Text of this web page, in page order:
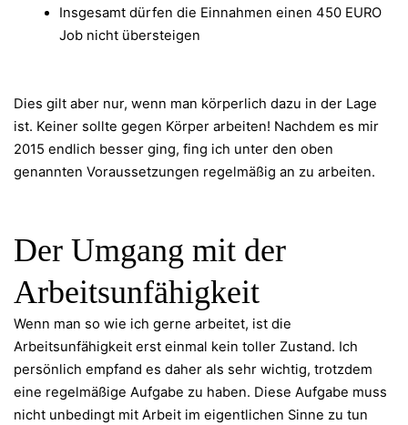
Insgesamt dürfen die Einnahmen einen 450 EURO
Job nicht übersteigen
Dies gilt aber nur, wenn man körperlich dazu in der Lage
ist. Keiner sollte gegen Körper arbeiten! Nachdem es mir
2015 endlich besser ging, fing ich unter den oben
genannten Voraussetzungen regelmäßig an zu arbeiten.
Der Umgang mit der
Arbeitsunfähigkeit
Wenn man so wie ich gerne arbeitet, ist die
Arbeitsunfähigkeit erst einmal kein toller Zustand. Ich
persönlich empfand es daher als sehr wichtig, trotzdem
eine regelmäßige Aufgabe zu haben. Diese Aufgabe muss
nicht unbedingt mit Arbeit im eigentlichen Sinne zu tun